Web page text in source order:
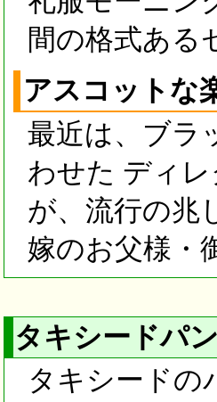
間の格式ある
アスコットな
最近は、ブラ
わせた ディ
が、流行の兆
嫁のお父様・
タキシードパ
タキシードの